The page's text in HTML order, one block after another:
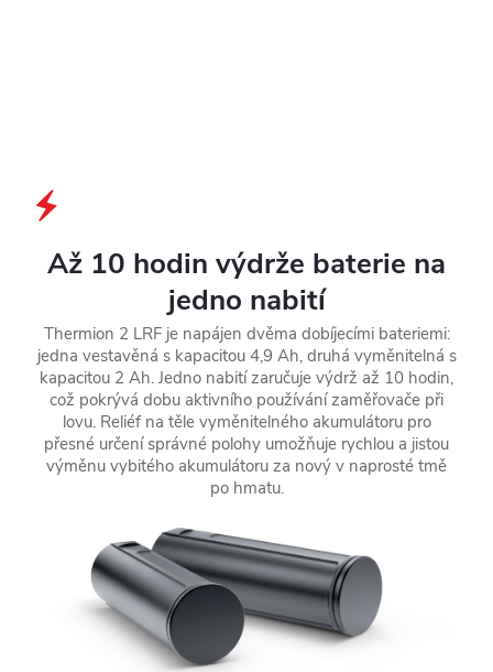
Až 10 hodin výdrže baterie na
jedno nabití
Thermion 2 LRF je napájen dvěma dobíjecími bateriemi:
jedna vestavěná s kapacitou 4,9 Ah, druhá vyměnitelná s
kapacitou 2 Ah. Jedno nabití zaručuje výdrž až 10 hodin,
což pokrývá dobu aktivního používání zaměřovače při
lovu. Reliéf na těle vyměnitelného akumulátoru pro
přesné určení správné polohy umožňuje rychlou a jistou
výměnu vybitého akumulátoru za nový v naprosté tmě
po hmatu.